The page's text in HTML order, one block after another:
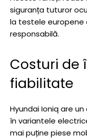
siguranța tuturor
la testele europene
responsabilă.
Costuri de
fiabilitate
Hyundai Ioniq are
în variantele
mai puține piese